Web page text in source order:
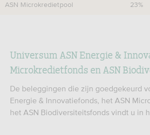
ASN Microkredietpool 23%
Universum ASN Energie &
Microkredietfonds en ASN
De beleggingen die zijn goedgekeurd
Energie & Innovatiefonds, het ASN
het ASN Biodiversiteitsfonds vindt u in